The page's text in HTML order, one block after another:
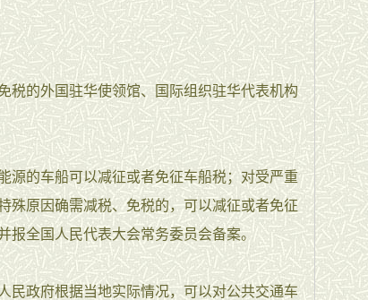
的外国驻华使领馆、国际组织驻华代表机构
车船可以减征或者免征车船税；对受严重
殊原因确需减税、免税的，可以减征或者免征
报全国人民代表大会常务委员会备案。
府根据当地实际情况，可以对公共交通车